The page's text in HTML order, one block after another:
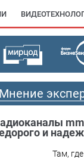
Мнение
и
Там,